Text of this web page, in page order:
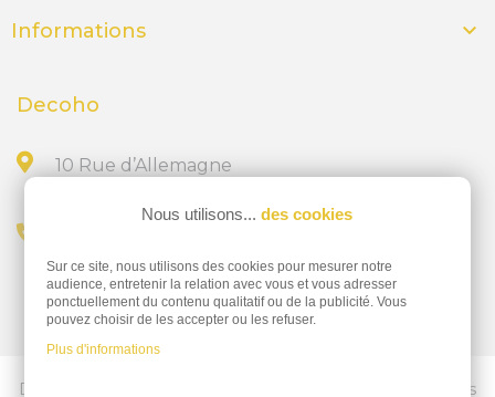
Informations 
Decoho
10 Rue d’Allemagne
02 28 23 15 32
Nous utilisons... des cookies
Sur ce site, nous utilisons des cookies pour mesurer notre
audience, entretenir la relation avec vous et vous adresser
ponctuellement du contenu qualitatif ou de la publicité. Vous
pouvez choisir de les accepter ou les refuser.
Plus d'informations
Découvrez nos services d'impressions professionnelles